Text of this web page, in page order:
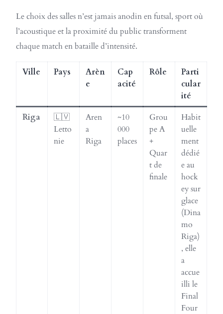
Le choix des salles n’est jamais anodin en futsal, sport où
l’acoustique et la proximité du public transforment
chaque match en bataille d’intensité.
Ville Pays
Arèn
e
Cap
acité
Rôle
Parti
cular
ité
Riga
🇱🇻
Letto
nie
Aren
a
Riga
~10
000
places
Grou
pe A
+
Quar
t de
finale
Habit
uelle
ment
dédié
e au
hock
ey sur
glace
(Dina
mo
Riga)
, elle
a
accue
illi le
Final
Four